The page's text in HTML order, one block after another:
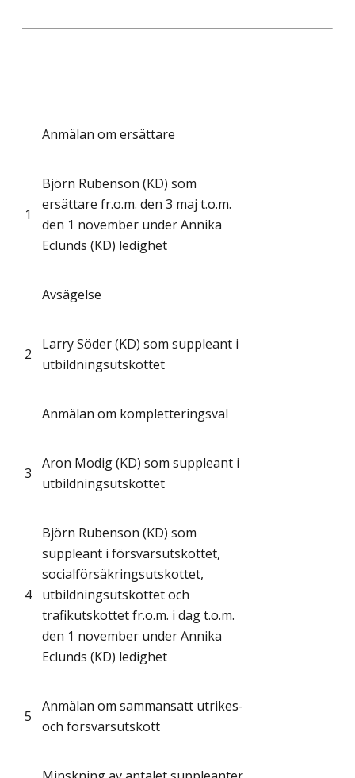
Anmälan om ersättare
1
Björn Rubenson (KD) som
ersättare fr.o.m. den 3 maj t.o.m.
den 1 november under Annika
Eclunds (KD) ledighet
Avsägelse
2
Larry Söder (KD) som suppleant i
utbildningsutskottet
Anmälan om kompletteringsval
3
Aron Modig (KD) som suppleant i
utbildningsutskottet
4
Björn Rubenson (KD) som
suppleant i försvarsutskottet,
socialförsäkringsutskottet,
utbildningsutskottet och
trafikutskottet fr.o.m. i dag t.o.m.
den 1 november under Annika
Eclunds (KD) ledighet
5
Anmälan om sammansatt utrikes-
och försvarsutskott